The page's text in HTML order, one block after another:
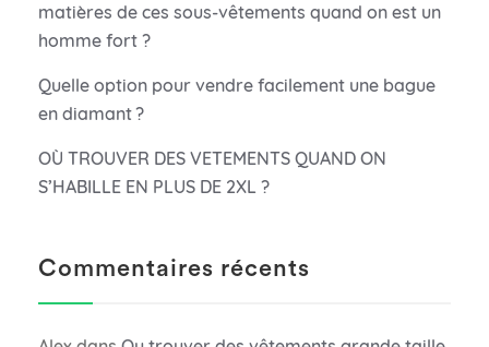
matières de ces sous-vêtements quand on est un
homme fort ?
Quelle option pour vendre facilement une bague
en diamant ?
OÙ TROUVER DES VETEMENTS QUAND ON
S’HABILLE EN PLUS DE 2XL ?
Commentaires récents